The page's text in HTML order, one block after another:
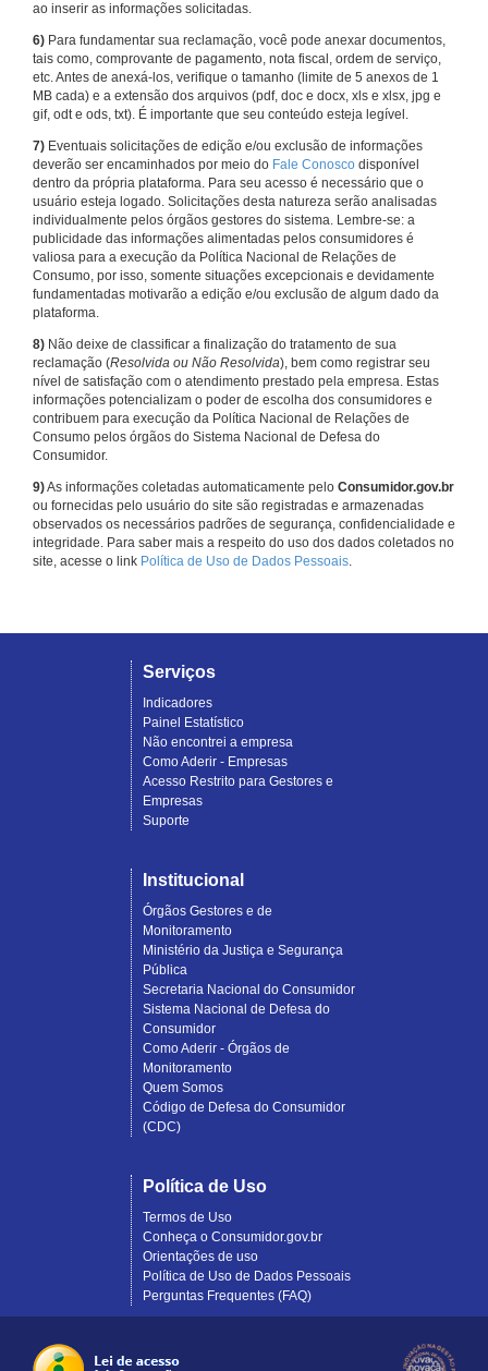
ao inserir as informações solicitadas.
6) Para fundamentar sua reclamação, você pode anexar documentos,
tais como, comprovante de pagamento, nota fiscal, ordem de serviço,
etc. Antes de anexá-los, verifique o tamanho (limite de 5 anexos de 1
MB cada) e a extensão dos arquivos (pdf, doc e docx, xls e xlsx, jpg e
gif, odt e ods, txt). É importante que seu conteúdo esteja legível.
7) Eventuais solicitações de edição e/ou exclusão de informações
deverão ser encaminhados por meio do Fale Conosco disponível
dentro da própria plataforma. Para seu acesso é necessário que o
usuário esteja logado. Solicitações desta natureza serão analisadas
individualmente pelos órgãos gestores do sistema. Lembre-se: a
publicidade das informações alimentadas pelos consumidores é
valiosa para a execução da Política Nacional de Relações de
Consumo, por isso, somente situações excepcionais e devidamente
fundamentadas motivarão a edição e/ou exclusão de algum dado da
plataforma.
8) Não deixe de classificar a finalização do tratamento de sua
reclamação (Resolvida ou Não Resolvida), bem como registrar seu
nível de satisfação com o atendimento prestado pela empresa. Estas
informações potencializam o poder de escolha dos consumidores e
contribuem para execução da Política Nacional de Relações de
Consumo pelos órgãos do Sistema Nacional de Defesa do
Consumidor.
9)As informações coletadas automaticamente pelo Consumidor.gov.br
ou fornecidas pelo usuário do site são registradas e armazenadas
observados os necessários padrões de segurança, confidencialidade e
integridade. Para saber mais a respeito do uso dos dados coletados no
site, acesse o link Política de Uso de Dados Pessoais.
Serviços
Indicadores
Painel Estatístico
Não encontrei a empresa
Como Aderir - Empresas
Acesso Restrito para Gestores e
Empresas
Suporte
Institucional
Órgãos Gestores e de
Monitoramento
Ministério da Justiça e Segurança
Pública
Secretaria Nacional do Consumidor
Sistema Nacional de Defesa do
Consumidor
Como Aderir - Órgãos de
Monitoramento
Quem Somos
Código de Defesa do Consumidor
(CDC)
Política de Uso
Termos de Uso
Conheça o Consumidor.gov.br
Orientações de uso
Política de Uso de Dados Pessoais
Perguntas Frequentes (FAQ)